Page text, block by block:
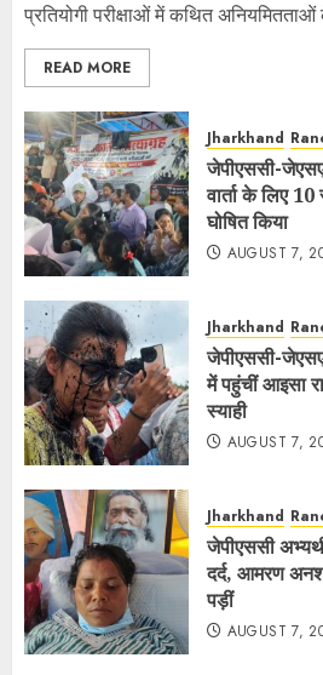
प्रतियोगी परीक्षाओं में कथित
READ MORE
Jharkhand
जेपीएससी-
वार्ता के लिए
घोषित किया
AUGUST 7,
Jharkhand
जेपीएससी-
में पहुंचीं आइसा
स्याही
AUGUST 7,
Jharkhand
जेपीएससी
दर्द, आमरण
पड़ीं
AUGUST 7,